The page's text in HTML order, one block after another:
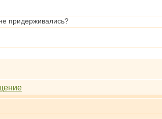
придерживались?